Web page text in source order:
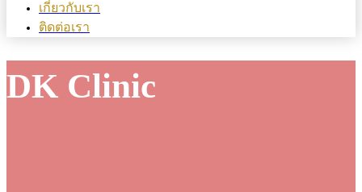
เกี่ยวกับเรา
ติดต่อเรา
DK Clinic